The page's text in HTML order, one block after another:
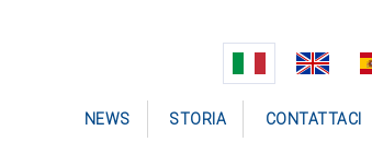
NEWS STORIA CONTATTACI